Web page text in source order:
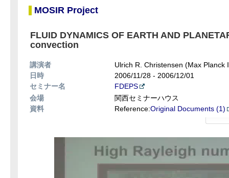
MOSIR Project
FLUID DYNAMICS OF EARTH AND
convection
講演者
Ulrich R. Christensen (Max Planck
日時
2006/11/28 - 2006/12/01
セミナー名
FDEPS
会場
関西セミナーハウス
資料
Reference:Original Documents (1)